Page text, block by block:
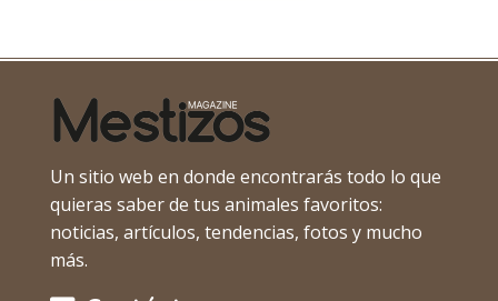
Un sitio web en donde encontrarás todo lo que
quieras saber de tus animales favoritos:
noticias, artículos, tendencias, fotos y mucho
más.